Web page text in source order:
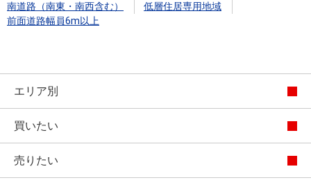
南道路（南東・南西含む）
低層住居専用地域
前面道路幅員6m以上
エリア別
買いたい
売りたい